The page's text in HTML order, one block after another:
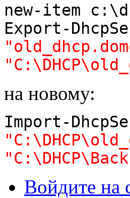
new-item
Export-
на новому:
Import-
Войдите на